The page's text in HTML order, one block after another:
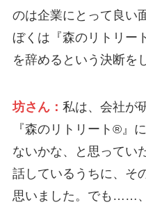
のは企業にとって良い
ぼくは『森のリトリー
を辞めるという決断を
坊さん： 私は、会社が
『森のリトリート®』
ないかな、と思ってい
話しているうちに、そ
思いました。でも……